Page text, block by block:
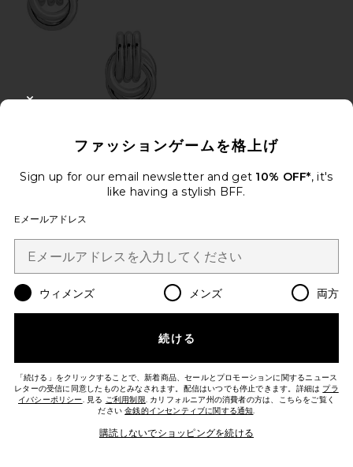
KNOT イヤリング
Heaven Mayhem
Favorite ICON フープ
ファッションゲームを格上げ
Sign up for our email newsletter and get 10% OFF*, it's
like having a stylish BFF.
Eメールアドレス
ウィメンズ メンズ 両方
続ける
「続ける」をクリックすることで、新着商品、セールとプロモーションに関するニュース
レターの受信に同意したものとみなされます。配信はいつでも停止できます。詳細は プラ
イバシーポリシー. 見る ご利用制限. カリフォルニア州の消費者の方は、こちらをご覧く
ださい金銭的インセンティブに関する通知.
購読しないでショッピングを続ける